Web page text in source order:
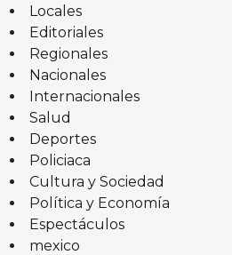
Locales
Editoriales
Regionales
Nacionales
Internacionales
Salud
Deportes
Policiaca
Cultura y Sociedad
Política y Economía
Espectáculos
mexico